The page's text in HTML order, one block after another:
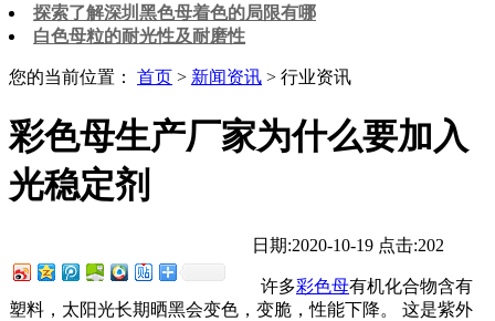
探索了解深圳黑色母着色的局限有哪
白色母粒的耐光性及耐磨性
您的当前位置： 首页 > 新闻资讯 > 行业资讯
彩色母生产厂家为什么要加入
光稳定剂
日期:2020-10-19 点击:202
许多彩色母有机化合物含有
塑料，太阳光长期晒黑会变色，变脆，性能下降。 这是紫外